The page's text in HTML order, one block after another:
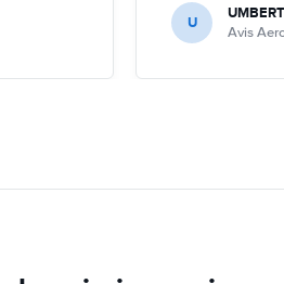
U Avis